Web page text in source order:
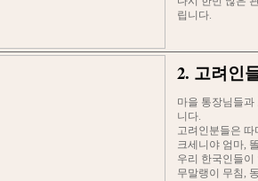
립니다.
2. 고려인
마을 통장님들
니다.
고려인분들은
크세니야 엄마,
우리 한국인들이
무말랭이 무침,